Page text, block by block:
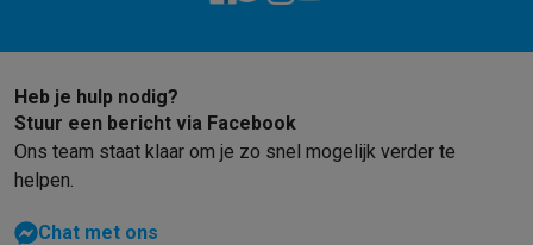
Heb je hulp nodig?
Stuur een bericht via Facebook
Ons team staat klaar om je zo snel mogelijk verder te
helpen.
Chat met ons